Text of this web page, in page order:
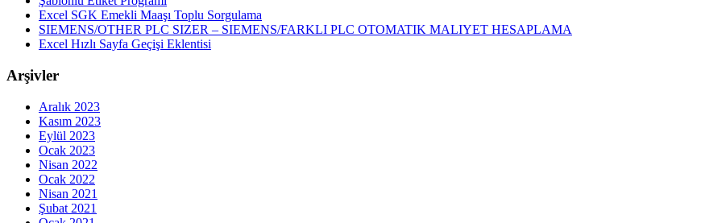
Excel SGK Emekli Maaşı Toplu Sorgulama
SIEMENS/OTHER PLC SIZER – SIEMENS/FARKLI PLC OTOMATIK MALIYET HESAPLAMA
Excel Hızlı Sayfa Geçişi Eklentisi
Arşivler
Aralık 2023
Kasım 2023
Eylül 2023
Ocak 2023
Nisan 2022
Ocak 2022
Nisan 2021
Şubat 2021